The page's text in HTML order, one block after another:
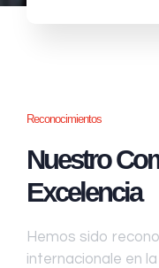
Reconocimientos
Nuestro
Excelencia
Hemos sido
internacionale en